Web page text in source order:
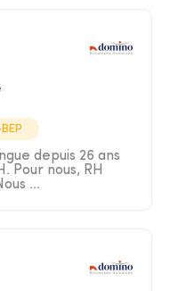
depuis 26 ans
Pour nous, RH
...